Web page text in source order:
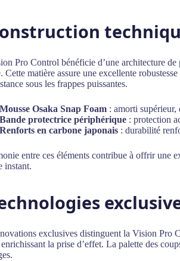
Pro Control bénéficie d’une architecture
Cette matière assure une excellente
sous les frappes puissantes.
Mousse Osaka Snap Foam : amorti supérieur,
Bande protectrice périphérique : protection
Renforts en carbone japonais : durabilité
entre ces éléments contribue à offrir une
instant.
exclusives distinguent la Vision Pro
enrichissant la prise d’effet. La palette des